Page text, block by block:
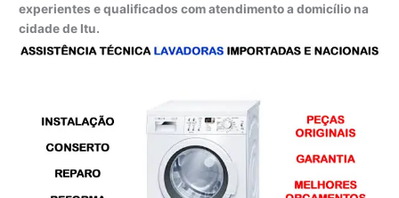
experientes e qualificados com atendimento a domicílio na
cidade de Itu.